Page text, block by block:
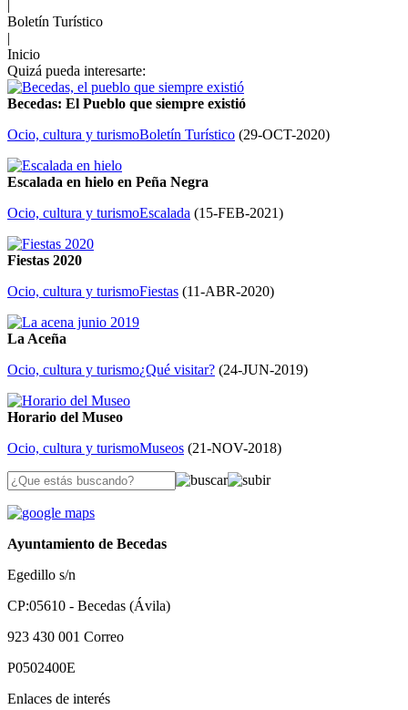
|
Boletín Turístico
|
Inicio
Quizá pueda interesarte:
Becedas: El Pueblo que siempre existió
Ocio, cultura y turismoBoletín Turístico (29-OCT-2020)
Escalada en hielo en Peña Negra
Ocio, cultura y turismoEscalada (15-FEB-2021)
Fiestas 2020
Ocio, cultura y turismoFiestas (11-ABR-2020)
La Aceña
Ocio, cultura y turismo¿Qué visitar? (24-JUN-2019)
Horario del Museo
Ocio, cultura y turismoMuseos (21-NOV-2018)
Ayuntamiento de Becedas
Egedillo s/n
CP:05610 - Becedas (Ávila)
923 430 001 Correo
P0502400E
Enlaces de interés